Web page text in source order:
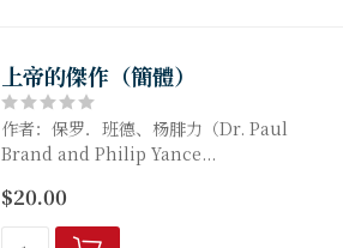
上帝的傑作（簡體）
作者：保罗．班德、杨腓力（Dr. Paul
Brand and Philip Yance...
$20.00